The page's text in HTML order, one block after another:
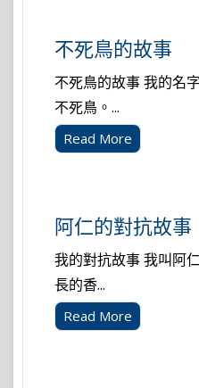
不死鳥的故事
不死鳥的故事 我的名
不死鳥。...
Read More
阿仁的對抗故事
我的對抗故事 我叫阿
長的香...
Read More